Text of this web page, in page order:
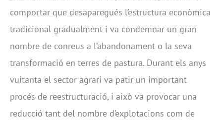
comportar que desaparegués l’estructura econòmica
tradicional gradualment i va condemnar un gran
nombre de conreus a l’abandonament o la seva
transformació en terres de pastura. Durant els anys
vuitanta el sector agrari va patir un important
procés de reestructuració, i això va provocar una
reducció tant del nombre d’explotacions com de